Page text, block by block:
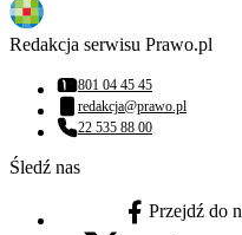
Redakcja serwisu Prawo.pl
Numer telefonu:
801 04 45 45
Adres email:
redakcja@prawo.pl
Numer telefonu:
22 535 88 00
Śledź nas
facebook - otwiera
Przejdź do